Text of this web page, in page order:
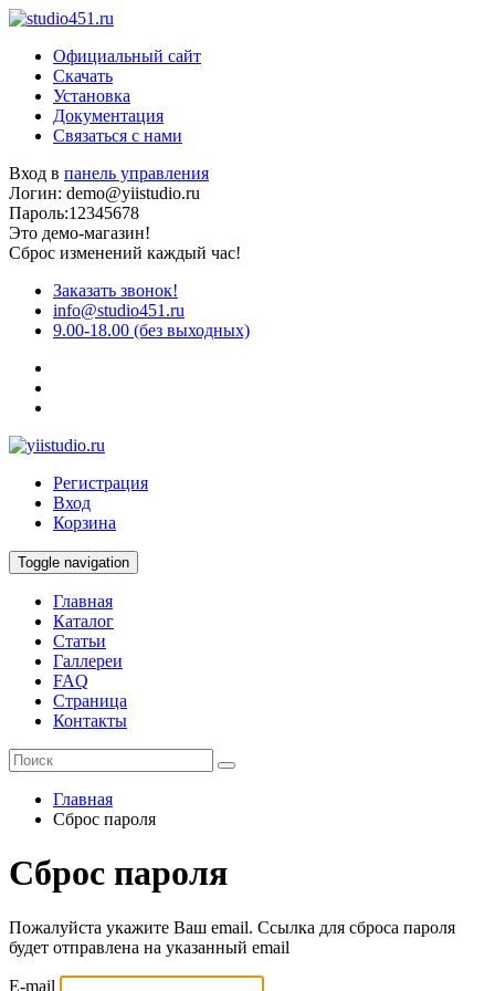
Официальный сайт
Скачать
Установка
Документация
Связаться с нами
Вход в панель управления
Логин: demo@yiistudio.ru
Пароль:12345678
Это демо-магазин!
Сброс изменений каждый час!
Заказать звонок!
info@studio451.ru
9.00-18.00 (без выходных)
Регистрация
Вход
Корзина
Toggle navigation
Главная
Каталог
Статьи
Галлереи
FAQ
Страница
Контакты
Главная
Сброс пароля
Сброс пароля
Пожалуйста укажите Ваш email. Cсылка для сброса пароля
будет отправлена на указанный email
E-mail